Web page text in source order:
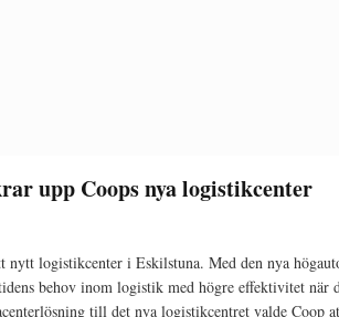
upp Coops nya logistikcenter
nytt logistikcenter i Eskilstuna. Med den nya
behov inom logistik med högre effektivitet när
till det nya logistikcentret valde Coop